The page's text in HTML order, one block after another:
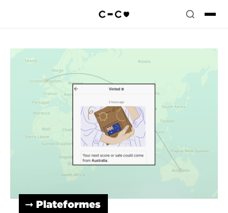
➞ Plateformes